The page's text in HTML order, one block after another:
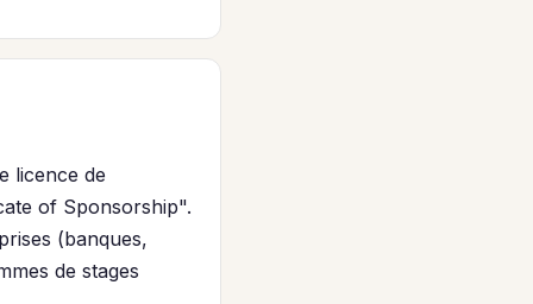
licence de
of Sponsorship".
(banques,
de stages